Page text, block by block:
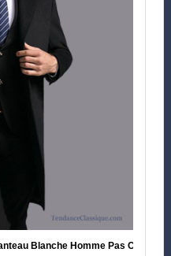
Blanche Homme Pas Cher